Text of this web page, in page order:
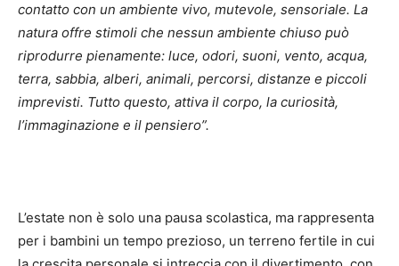
contatto con un ambiente vivo, mutevole, sensoriale. La
natura offre stimoli che nessun ambiente chiuso può
riprodurre pienamente: luce, odori, suoni, vento, acqua,
terra, sabbia, alberi, animali, percorsi, distanze e piccoli
imprevisti. Tutto questo, attiva il corpo, la curiosità,
l’immaginazione e il pensiero”.
L’estate non è solo una pausa scolastica, ma rappresenta
per i bambini un tempo prezioso, un terreno fertile in cui